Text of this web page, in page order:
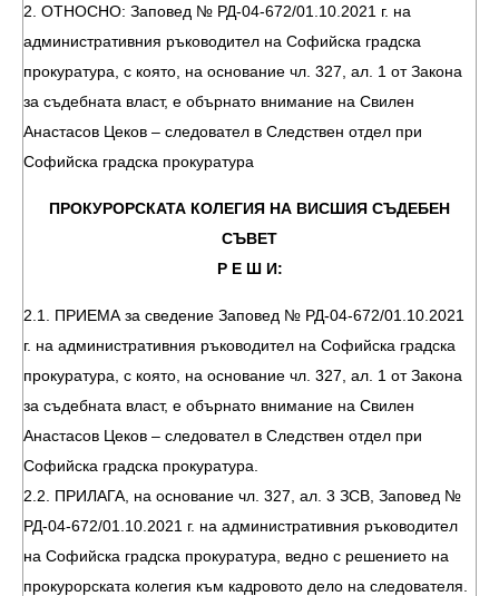
2. ОТНОСНО: Заповед № РД-04-672/01.10.2021 г. на
административния ръководител на Софийска градска
прокуратура, с която, на основание чл. 327, ал. 1 от Закона
за съдебната власт, е обърнато внимание на Свилен
Анастасов Цеков – следовател в Следствен отдел при
Софийска градска прокуратура
ПРОКУРОРСКАТА КОЛЕГИЯ НА ВИСШИЯ СЪДЕБЕН
СЪВЕТ
Р Е Ш И:
2.1. ПРИЕМА за сведение Заповед № РД-04-672/01.10.2021
г. на административния ръководител на Софийска градска
прокуратура, с която, на основание чл. 327, ал. 1 от Закона
за съдебната власт, е обърнато внимание на Свилен
Анастасов Цеков – следовател в Следствен отдел при
Софийска градска прокуратура.
2.2. ПРИЛАГА, на основание чл. 327, ал. 3 ЗСВ, Заповед №
РД-04-672/01.10.2021 г. на административния ръководител
на Софийска градска прокуратура, ведно с решението на
прокурорската колегия към кадровото дело на следователя.